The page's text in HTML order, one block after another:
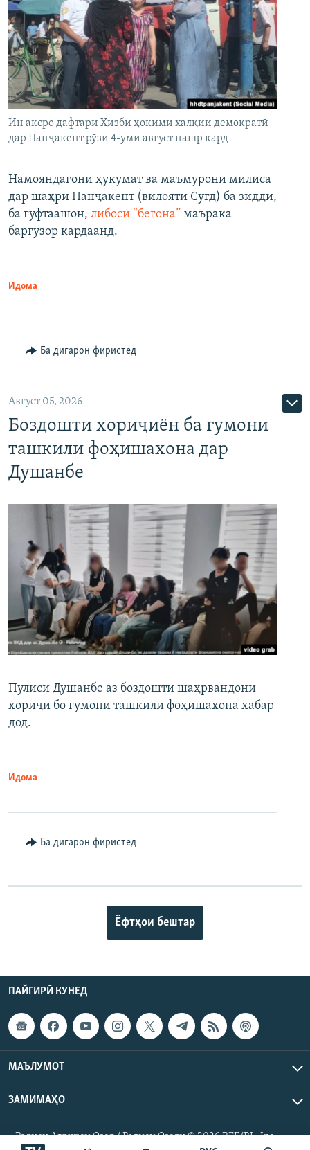
Ин аксро дафтари Ҳизби ҳокими халқии демократӣ
дар Панҷакент рӯзи 4-уми август нашр кард
Намояндагони ҳукумат ва маъмурони милиса
дар шаҳри Панҷакент (вилояти Суғд) ба зидди,
ба гуфтаашон, либоси “бегона” маърака
баргузор кардаанд.
Идома
Ба дигарон фиристед
Август 05, 2026
Боздошти хориҷиён ба гумони
ташкили фоҳишахона дар
Душанбе
Пулиси Душанбе аз боздошти шаҳрвандони
хориҷӣ бо гумони ташкили фоҳишахона хабар
дод.
Идома
Ба дигарон фиристед
Ёфтҳои бештар
ПАЙГИРӢ КУНЕД
МАЪЛУМОТ
ЗАМИМАҲО
Радиои Аврупои Озод / Радиои Озодӣ © 2026 RFE/RL. Inc.